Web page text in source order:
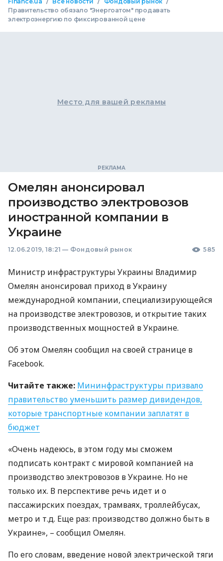
Правительство обязало "Энергоатом" продавать
электроэнергию по фиксированной цене
Место для вашей рекламы
Омелян анонсировал
производство электровозов
иностранной компании в
Украине
12.06.2019, 18:21 — Фондовый рынок 585
Министр инфраструктуры Украины Владимир
Омелян анонсировал приход в Украину
международной компании, специализирующейся
на производстве электровозов, и открытие таких
производственных мощностей в Украине.
Об этом Омелян сообщил на своей странице в
Facebook.
Читайте также: Мининфраструктуры призвало
правительство уменьшить размер дивидендов,
которые транспортные компании заплатят в
бюджет
«Очень надеюсь, в этом году мы сможем
подписать контракт с мировой компанией на
производство электровозов в Украине. Но не
только их. В перспективе речь идет и о
пассажирских поездах, трамваях, троллейбусах,
метро и т.д. Еще раз: производство должно быть в
Украине», – сообщил Омелян.
По его словам, введение новой электрической тяги